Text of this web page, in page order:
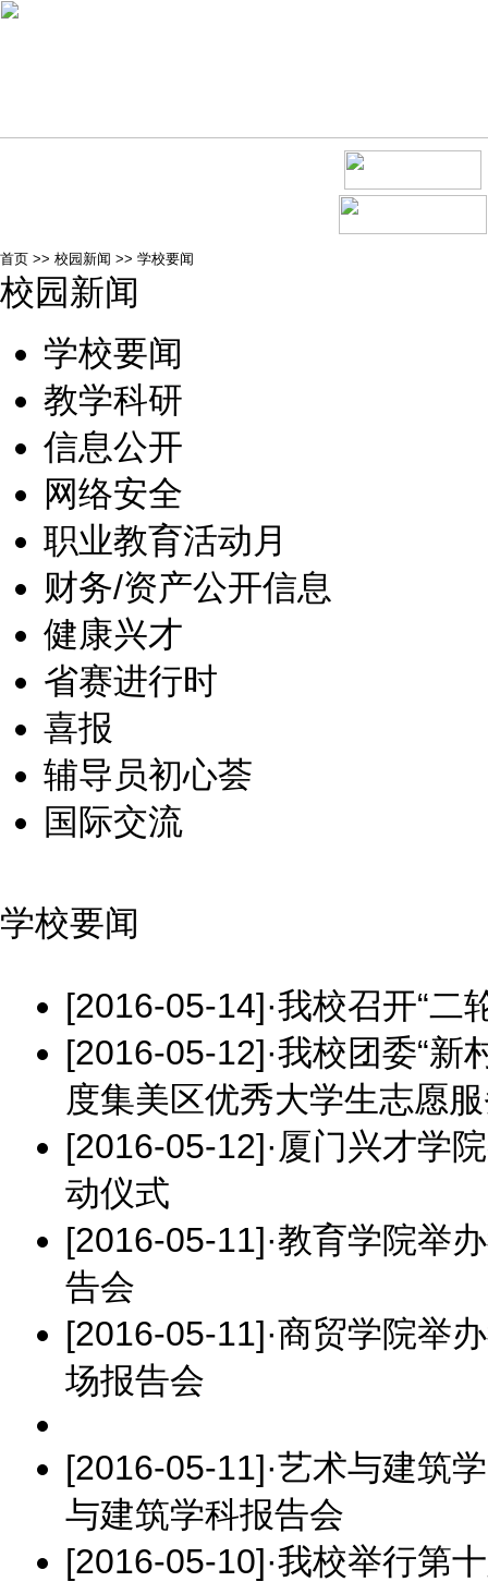
首页 >> 校园新闻 >> 学校要闻
校园新闻
学校要闻
教学科研
信息公开
网络安全
职业教育活动月
财务/资产公开信息
健康兴才
省赛进行时
喜报
辅导员初心荟
国际交流
学校要闻
[2016-05-14]·我校召开“二
[2016-05-12]·我校团委“新
度集美区优秀大学生志愿
[2016-05-12]· 厦门兴才学
动仪式
[2016-05-11]·教育学院举
告会
[2016-05-11]·商贸学院举
场报告会
[2016-05-11]·艺术与建筑
与建筑学科报告会
[2016-05-10]·我校举行第